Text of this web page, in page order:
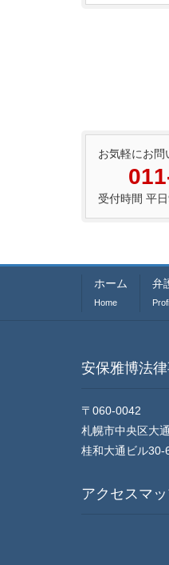
お気軽にお問
受付時間 平
ホーム
Home
弁
安保雅博法
〒060-0042
札幌市中央区大
桂和大通ビル30-
アクセスマ